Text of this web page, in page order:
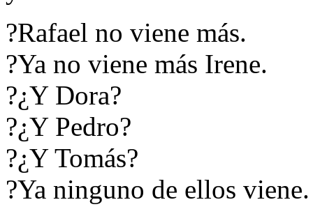
?Rafael no viene más.
?Ya no viene más Irene.
?¿Y Dora?
?¿Y Pedro?
?¿Y Tomás?
?Ya ninguno de ellos viene.